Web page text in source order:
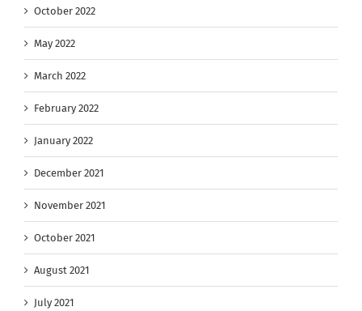
October 2022
May 2022
March 2022
February 2022
January 2022
December 2021
November 2021
October 2021
August 2021
July 2021